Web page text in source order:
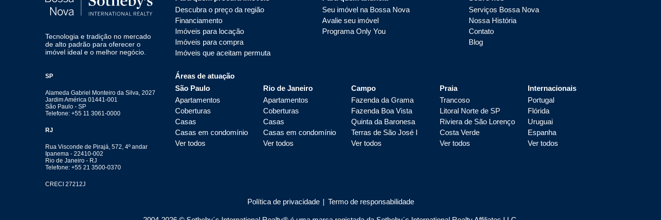
Descubra o preço da região
Financiamento
Imóveis para locação
Imóveis para compra
Imóveis que aceitam permuta
Seu imóvel na Bossa Nova
Avalie seu imóvel
Programa Only You
Serviços Bossa Nova
Nossa História
Contato
Blog
Áreas de atuação
São Paulo
Apartamentos
Coberturas
Casas
Casas em condomínio
Ver todos
Rio de Janeiro
Apartamentos
Coberturas
Casas
Casas em condomínio
Ver todos
Campo
Fazenda da Grama
Fazenda Boa Vista
Quinta da Baronesa
Terras de São José I
Ver todos
Praia
Trancoso
Litoral Norte de SP
Riviera de São Lorenço
Costa Verde
Ver todos
Internacionais
Portugal
Flórida
Uruguai
Espanha
Ver todos
Tecnologia e tradição no mercado
de alto padrão para oferecer o
imóvel ideal e o melhor negócio.
SP
Alameda Gabriel Monteiro da Silva, 2027
Jardim América 01441-001
São Paulo - SP
Telefone: +55 11 3061-0000
RJ
Rua Visconde de Pirajá, 572, 4º andar
Ipanema - 22410-002
Rio de Janeiro - RJ
Telefone: +55 21 3500-0370
CRECI 27212J
Política de privacidade | Termo de responsabilidade